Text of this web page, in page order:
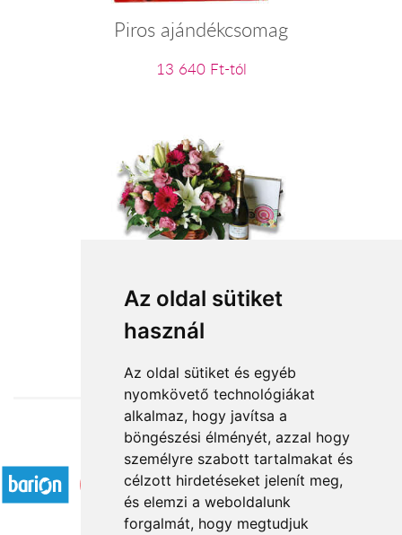
Az oldal sütiket
használ
Az oldal sütiket és egyéb
nyomkövető technológiákat
alkalmaz, hogy javítsa a
böngészési élményét, azzal hogy
személyre szabott tartalmakat és
célzott hirdetéseket jelenít meg,
és elemzi a weboldalunk
forgalmát, hogy megtudjuk
Piros ajándékcsomag
13 640 Ft-tól
Isten éltessen!
31 680 Ft-tól
Elfogadott fizetési módok